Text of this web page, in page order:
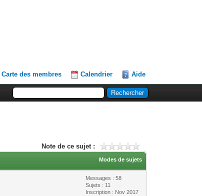
Carte des membres Calendrier Aide
Note de ce sujet :
Modes de sujets
Messages : 58
Sujets : 11
Inscription : Nov 2017